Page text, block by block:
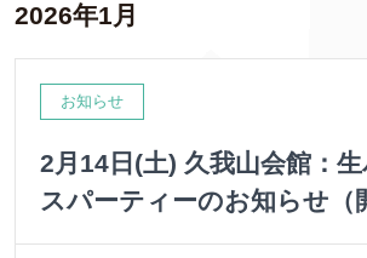
2026年1月
お知らせ
2月14日(土) 久我山会館：
スパーティーのお知らせ（